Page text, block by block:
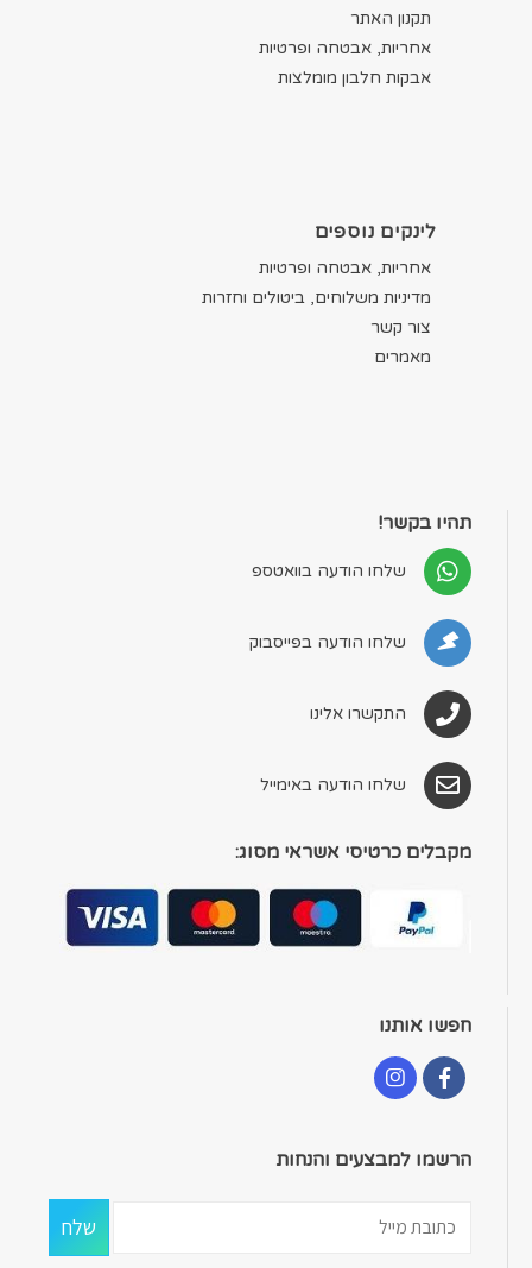
תקנון האתר
אחריות, אבטחה ופרטיות
אבקות חלבון מומלצות
לינקים נוספים
אחריות, אבטחה ופרטיות
מדיניות משלוחים, ביטולים וחזרות
צור קשר
מאמרים
תהיו בקשר!
שלחו הודעה בוואטספ
שלחו הודעה בפייסבוק
התקשרו אלינו
שלחו הודעה באימייל
מקבלים כרטיסי אשראי מסוג:
חפשו אותנו
הרשמו למבצעים והנחות